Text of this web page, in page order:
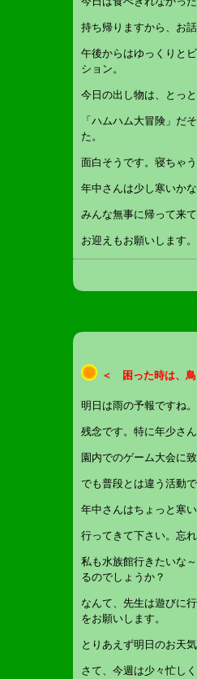
持ち帰りますから、お
午後からはゆっくりと
ション。
今日の出し物は、とっ
「ハムハム大冒険」だ
た。
面白そうです。寝ちゃ
年中さんは少し寒いか
みんな無事に帰って
お迎えもお願いします。
＜ 困った時は、
明日は雨の予報ですね
残念です。特に年少さ
園内でのゲーム大会に
でも普段とは違う活動
年中さんはちょっと寒
行ってきて下さい。忘
私も水族館行きたいな
るのでしょうか？
なんて、先生は遊びに
をお願いします。
とりあえず明日のお天
さて、今週は少々忙し